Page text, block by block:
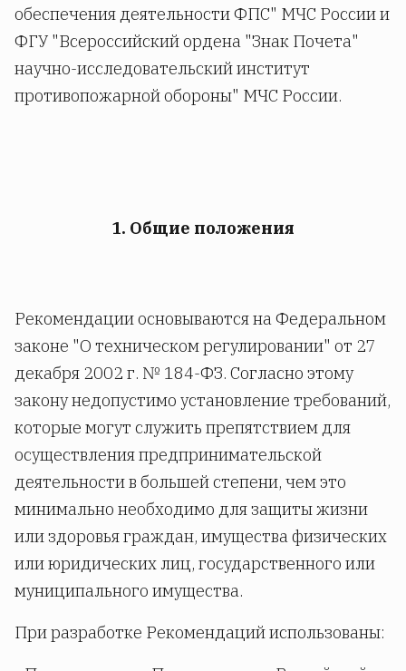
обеспечения деятельности ФПС" МЧС России и
ФГУ "Всероссийский ордена "Знак Почета"
научно-исследовательский институт
противопожарной обороны" МЧС России.
1. Общие положения
Рекомендации основываются на Федеральном
законе "О техническом регулировании" от 27
декабря 2002 г. № 184-ФЗ. Согласно этому
закону недопустимо установление требований,
которые могут служить препятствием для
осуществления предпринимательской
деятельности в большей степени, чем это
минимально необходимо для защиты жизни
или здоровья граждан, имущества физических
или юридических лиц, государственного или
муниципального имущества.
При разработке Рекомендаций использованы: